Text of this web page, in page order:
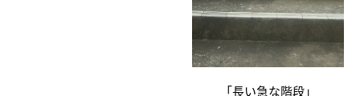
「長い急な階段」